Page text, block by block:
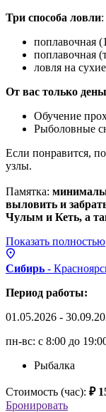
Три способа ловли:
поплавочная
поплавочная
ловля на
От вас только
Обучение
Рыболовные
Если понравится,
узлы.
Памятка:
выловить и
Чулым и Кеть, а
Показать полностью
Сибирь -
Период работы:
01.05.2026 -
пн-вс: с 8:00 до
Рыбалка
Стоимость (час): ₽
Бронировать